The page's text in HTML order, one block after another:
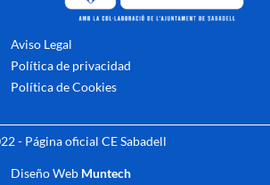
Aviso Legal
Política de privacidad
Política de Cookies
- Página oficial CE Sabadell
Diseño Web Muntech